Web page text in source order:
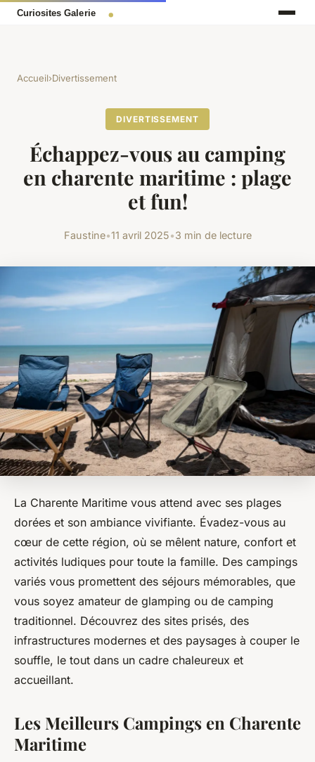
Accueil›Divertissement
DIVERTISSEMENT
Échappez-vous au camping
en charente maritime : plage
et fun!
Faustine•11 avril 2025•3 min de lecture
La Charente Maritime vous attend avec ses plages
dorées et son ambiance vivifiante. Évadez-vous au
cœur de cette région, où se mêlent nature, confort et
activités ludiques pour toute la famille. Des campings
variés vous promettent des séjours mémorables, que
vous soyez amateur de glamping ou de camping
traditionnel. Découvrez des sites prisés, des
infrastructures modernes et des paysages à couper le
souffle, le tout dans un cadre chaleureux et
accueillant.
Les Meilleurs Campings en Charente
Maritime